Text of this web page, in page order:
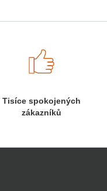
Tisíce spokojených
zákazníků